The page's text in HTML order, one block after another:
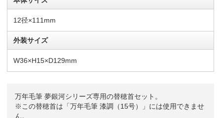
12径×111mm
外装サイズ
W36×H15×D129mm
万年毛筆 夢銀河シリーズ専用の替穂首セット。
※この替穂首は「万年毛筆 漆調（15号）」には使用できませ
ん。